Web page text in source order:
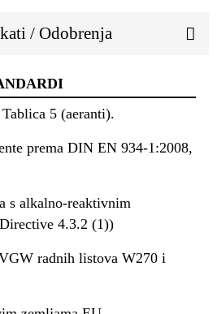
/ Odobrenja
5 (aeranti).
prema DIN EN 934-1:2008,
s alkalno-reaktivnim
4.3.2 (1))
radnih listova W270 i